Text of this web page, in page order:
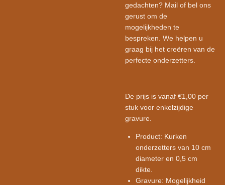
gedachten? Mail of bel ons
gerust om de
mogelijkheden te
bespreken. We helpen u
graag bij het creëren van de
perfecte onderzetters.
De prijs is vanaf €1,00 per
stuk voor enkelzijdige
gravure.
Product: Kurken
onderzetters van 10 cm
diameter en 0,5 cm
dikte.
Gravure: Mogelijkheid